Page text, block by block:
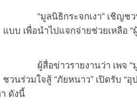
“มูลนิธิกระจกเงา” เชิญชวนร่
แบบ เพื่อนำไปแจกจ่ายช่วยเหลือ
ผู้สื่อข่าวรายงานว่า เพจ “มูล
ชวนร่วมใจสู้ “ภัยหนาว” เปิดรับ
ดังนี้